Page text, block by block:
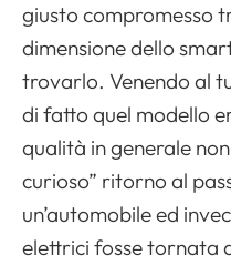
giusto compromesso
dimensione dello
trovarlo. Venendo al
di fatto quel modello
qualità in generale
curioso” ritorno al
un’automobile ed
elettrici fosse tornata